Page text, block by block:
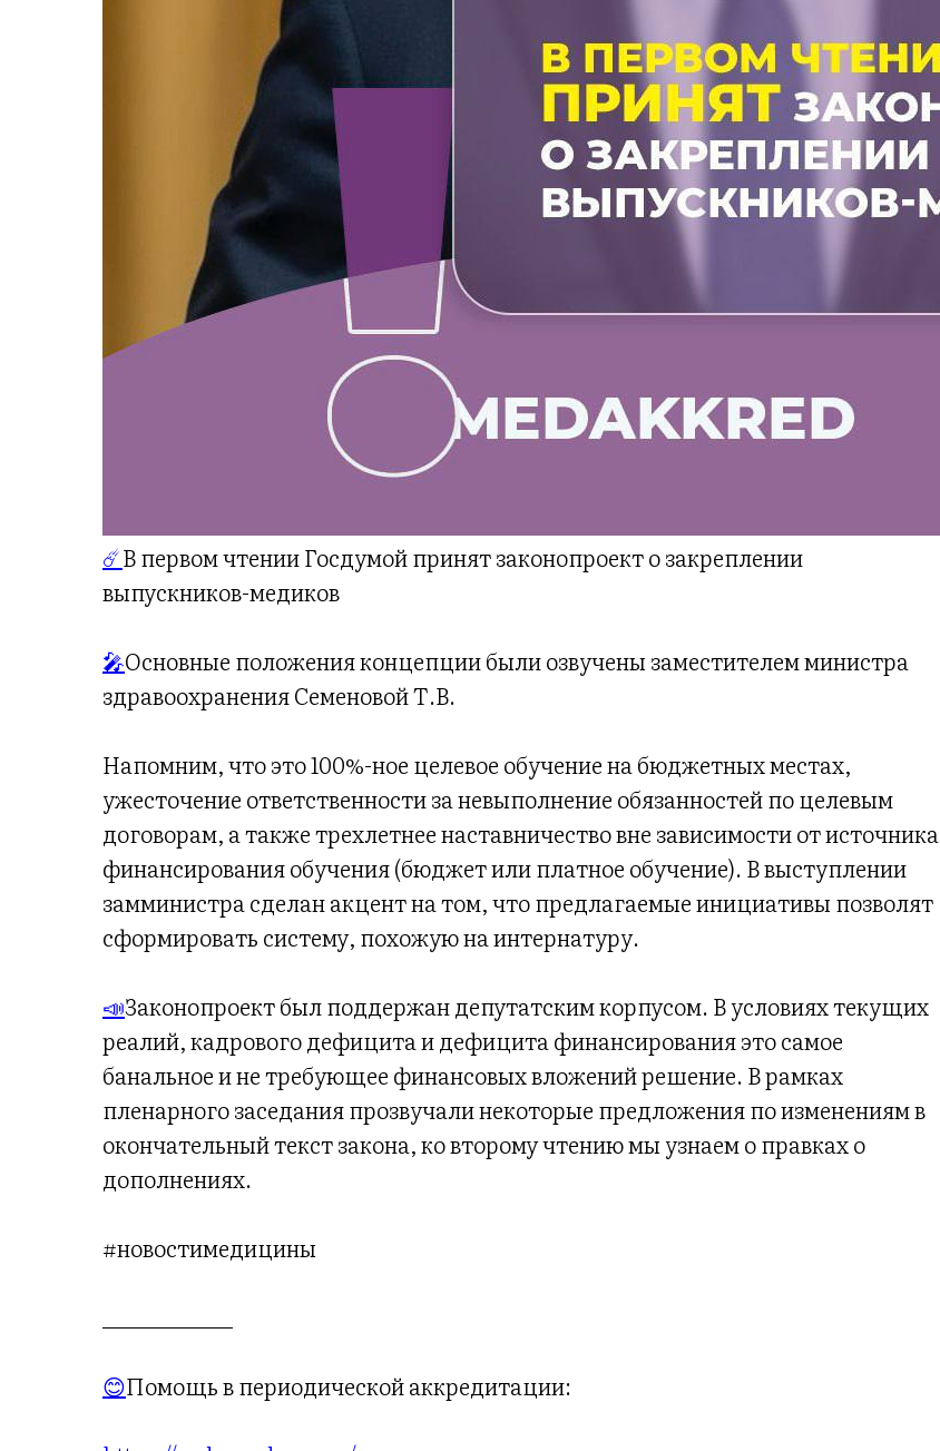
☄️В первом чтении Госдумой принят законопроект о закреплении
выпускников-медиков
🎤Основные положения концепции были озвучены заместителем министра
здравоохранения Семеновой Т.В.
Напомним, что это 100%-ное целевое обучение на бюджетных местах,
ужесточение ответственности за невыполнение обязанностей по целевым
договорам, а также трехлетнее наставничество вне зависимости от источника
финансирования обучения (бюджет или платное обучение). В выступлении
замминистра сделан акцент на том, что предлагаемые инициативы позволят
сформировать систему, похожую на интернатуру.
📣Законопроект был поддержан депутатским корпусом. В условиях текущих
реалий, кадрового дефицита и дефицита финансирования это самое
банальное и не требующее финансовых вложений решение. В рамках
пленарного заседания прозвучали некоторые предложения по изменениям в
окончательный текст закона, ко второму чтению мы узнаем о правках о
дополнениях.
#новостимедицины
😊Помощь в периодической аккредитации: